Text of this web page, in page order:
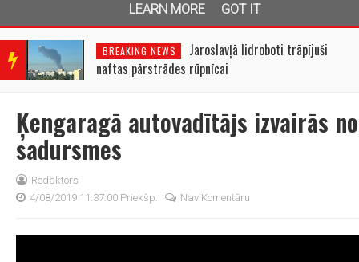
BRE
AKIN
NEW
BREAKING NEWS
Jaroslavļā lidroboti trāpījuši
naftas pārstrādes rūpnīcai
Ķengaragā autovadītājs izvairās no
sadursmes
Redaktors
4/08/2019 11:37:00 Priekšp.
Nav Komentāru
LEARN MORE
GOT IT